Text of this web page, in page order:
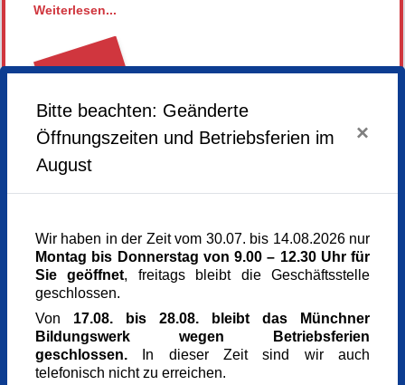
Hier gehts zur Homepage unseres Künstlers
Weiterlesen...
Anmeldung
möglich
Mittwoch,28.01.2026,
Mittwoch,04.03.2026,09.00 - 12.30 Uhr
Veranstaltungsort
Kunst im Turm - St. Clemens
Arnulfstr. 166
80634 München
München
Kursgebühr
230 €
Bitte beachten: Geänderte
Öffnungszeiten und Betriebsferien im
August
×
Wir haben in der Zeit vom 30.07. bis 14.08.2026 nur
Montag bis Donnerstag von 9.00 – 12.30 Uhr für
Sie geöffnet, freitags bleibt die Geschäftsstelle
geschlossen.
Von 17.08. bis 28.08. bleibt das Münchner
Bildungswerk wegen Betriebsferien
geschlossen. In dieser Zeit sind wir auch
telefonisch nicht zu erreichen.